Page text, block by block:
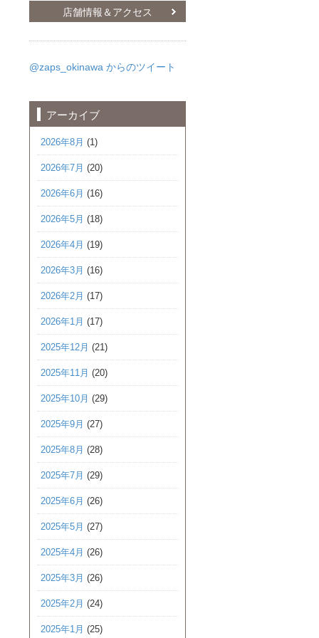
店舗情報＆アクセス
@zaps_okinawa からのツイート
アーカイブ
2026年8月 (1)
2026年7月 (20)
2026年6月 (16)
2026年5月 (18)
2026年4月 (19)
2026年3月 (16)
2026年2月 (17)
2026年1月 (17)
2025年12月 (21)
2025年11月 (20)
2025年10月 (29)
2025年9月 (27)
2025年8月 (28)
2025年7月 (29)
2025年6月 (26)
2025年5月 (27)
2025年4月 (26)
2025年3月 (26)
2025年2月 (24)
2025年1月 (25)